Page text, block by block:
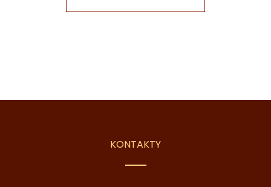
KONTAKTY